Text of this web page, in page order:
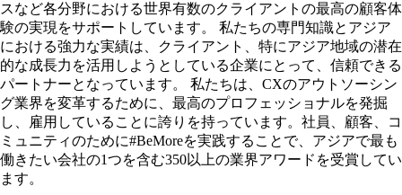
スなど各分野における世界有数のクライアントの最高の顧客体
験の実現をサポートしています。 私たちの専門知識とアジア
における強力な実績は、クライアント、特にアジア地域の潜在
的な成長力を活用しようとしている企業にとって、信頼できる
パートナーとなっています。 私たちは、CXのアウトソーシン
グ業界を変革するために、最高のプロフェッショナルを発掘
し、雇用していることに誇りを持っています。社員、顧客、コ
ミュニティのために#BeMoreを実践することで、アジアで最も
働きたい会社の1つを含む350以上の業界アワードを受賞してい
ます。